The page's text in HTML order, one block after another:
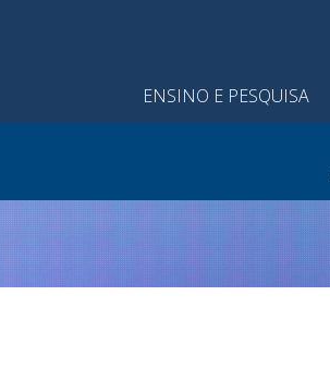
ENSINO E PESQUISA